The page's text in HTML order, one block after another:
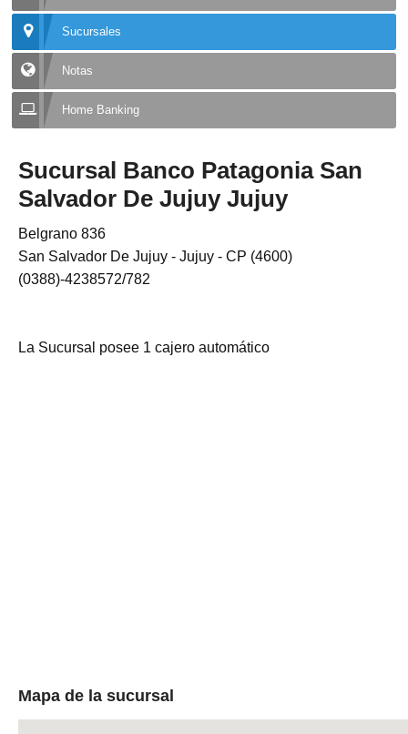
Sucursales
Notas
Home Banking
Sucursal Banco Patagonia San
Salvador De Jujuy Jujuy
Belgrano 836
San Salvador De Jujuy - Jujuy - CP (4600)
(0388)-4238572/782
La Sucursal posee 1 cajero automático
Mapa de la sucursal